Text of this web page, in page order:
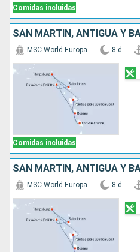
Comidas incluidas
Comidas incluidas
MSC World Europa 8 d
MSC World Europa 8 d